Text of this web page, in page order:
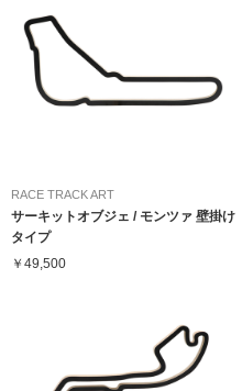
RACE TRACK ART
サーキットオブジェ / モンツァ 壁掛け
タイプ
￥49,500